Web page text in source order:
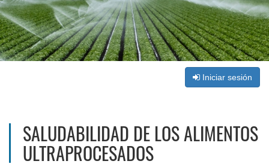
Iniciar sesión
SALUDABILIDAD DE LOS ALIMENTOS
ULTRAPROCESADOS